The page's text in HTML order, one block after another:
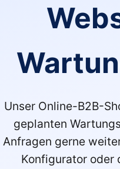
Unser Online-B2B-
geplanten
Anfragen gerne
Konfigurator oder